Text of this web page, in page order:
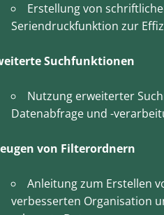
Erstellung von
Seriendruckfunktion zur
Suchfunktionen
Nutzung erweiterter
Datenabfrage und -
von Filterordnern
Anleitung zum Erstellen
verbesserten Organisation